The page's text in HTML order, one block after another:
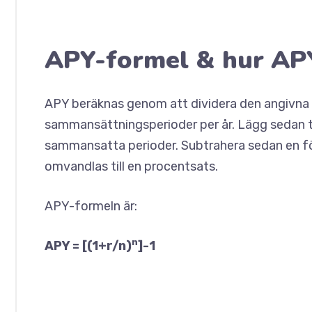
APY-formel & hur
APY beräknas genom att dividera den
sammansättningsperioder per år. Lägg
sammansatta perioder. Subtrahera sedan
omvandlas till en procentsats.
APY-formeln är:
APY = [(1+r/n)n]-1